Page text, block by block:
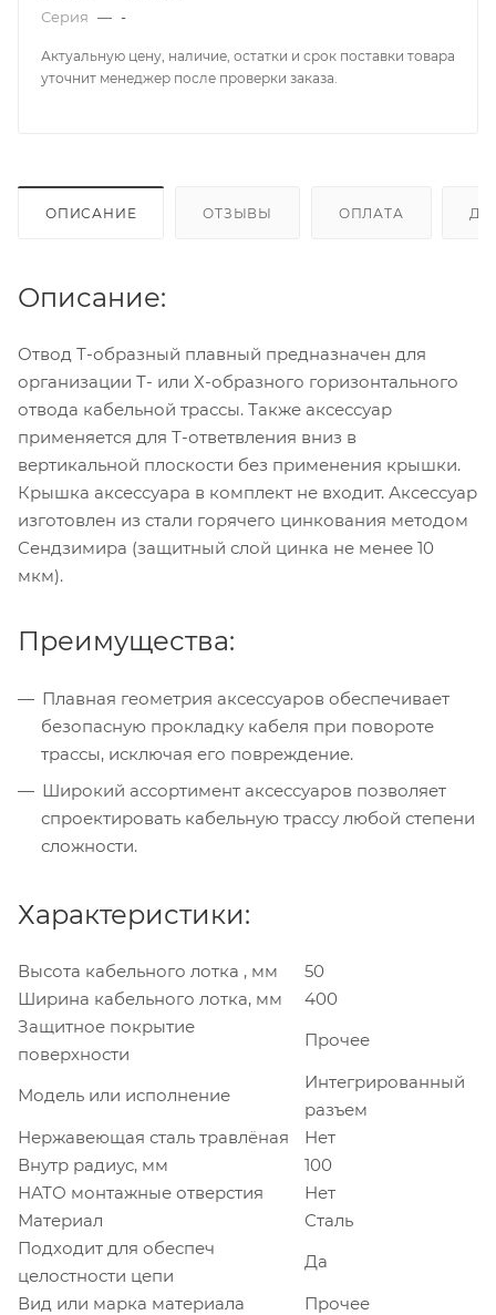
Серия — -
Актуальную цену, наличие, остатки и срок поставки товара
уточнит менеджер после проверки заказа.
ОПИСАНИЕ ОТЗЫВЫ ОПЛАТА
Описание:
Отвод Т-образный плавный предназначен для
организации Т- или Х-образного горизонтального
отвода кабельной трассы. Также аксессуар
применяется для Т-ответвления вниз в
вертикальной плоскости без применения крышки.
Крышка аксессуара в комплект не входит. Аксессуар
изготовлен из стали горячего цинкования методом
Сендзимира (защитный слой цинка не менее 10
мкм).
Преимущества:
Плавная геометрия аксессуаров обеспечивает
безопасную прокладку кабеля при повороте
трассы, исключая его повреждение.
Широкий ассортимент аксессуаров позволяет
спроектировать кабельную трассу любой степени
сложности.
Характеристики:
Высота кабельного лотка , мм
50
Ширина кабельного лотка, мм
400
Защитное покрытие
поверхности
Прочее
Модель или исполнение
Интегрированный
разъем
Нержавеющая сталь травлёная
Нет
Внутр радиус, мм
100
НАТО монтажные отверстия
Нет
Материал
Сталь
Подходит для обеспеч
целостности цепи
Да
Вид или марка материала
Прочее